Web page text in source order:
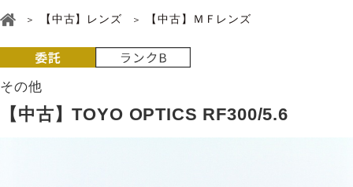
【中古】レンズ 【中古】ＭＦレンズ
その他
【中古】TOYO OPTICS RF300/5.6